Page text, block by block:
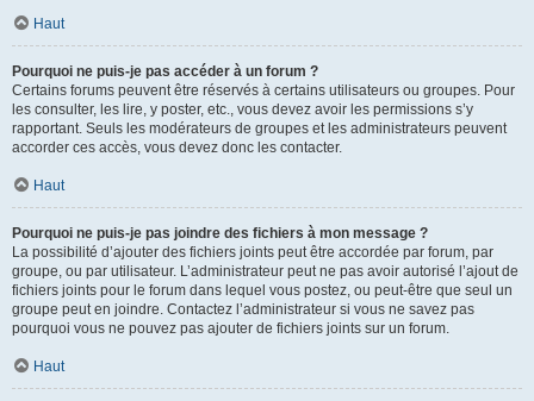
Haut
Pourquoi ne puis-je pas accéder à un forum ?
Certains forums peuvent être réservés à certains utilisateurs ou groupes. Pour
les consulter, les lire, y poster, etc., vous devez avoir les permissions s’y
rapportant. Seuls les modérateurs de groupes et les administrateurs peuvent
accorder ces accès, vous devez donc les contacter.
Haut
Pourquoi ne puis-je pas joindre des fichiers à mon message ?
La possibilité d’ajouter des fichiers joints peut être accordée par forum, par
groupe, ou par utilisateur. L’administrateur peut ne pas avoir autorisé l’ajout de
fichiers joints pour le forum dans lequel vous postez, ou peut-être que seul un
groupe peut en joindre. Contactez l’administrateur si vous ne savez pas
pourquoi vous ne pouvez pas ajouter de fichiers joints sur un forum.
Haut